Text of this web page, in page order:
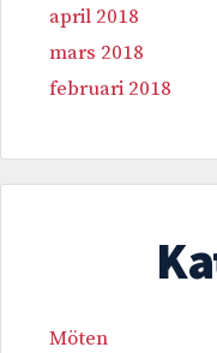
april 2018
mars 2018
februari 2018
Möten